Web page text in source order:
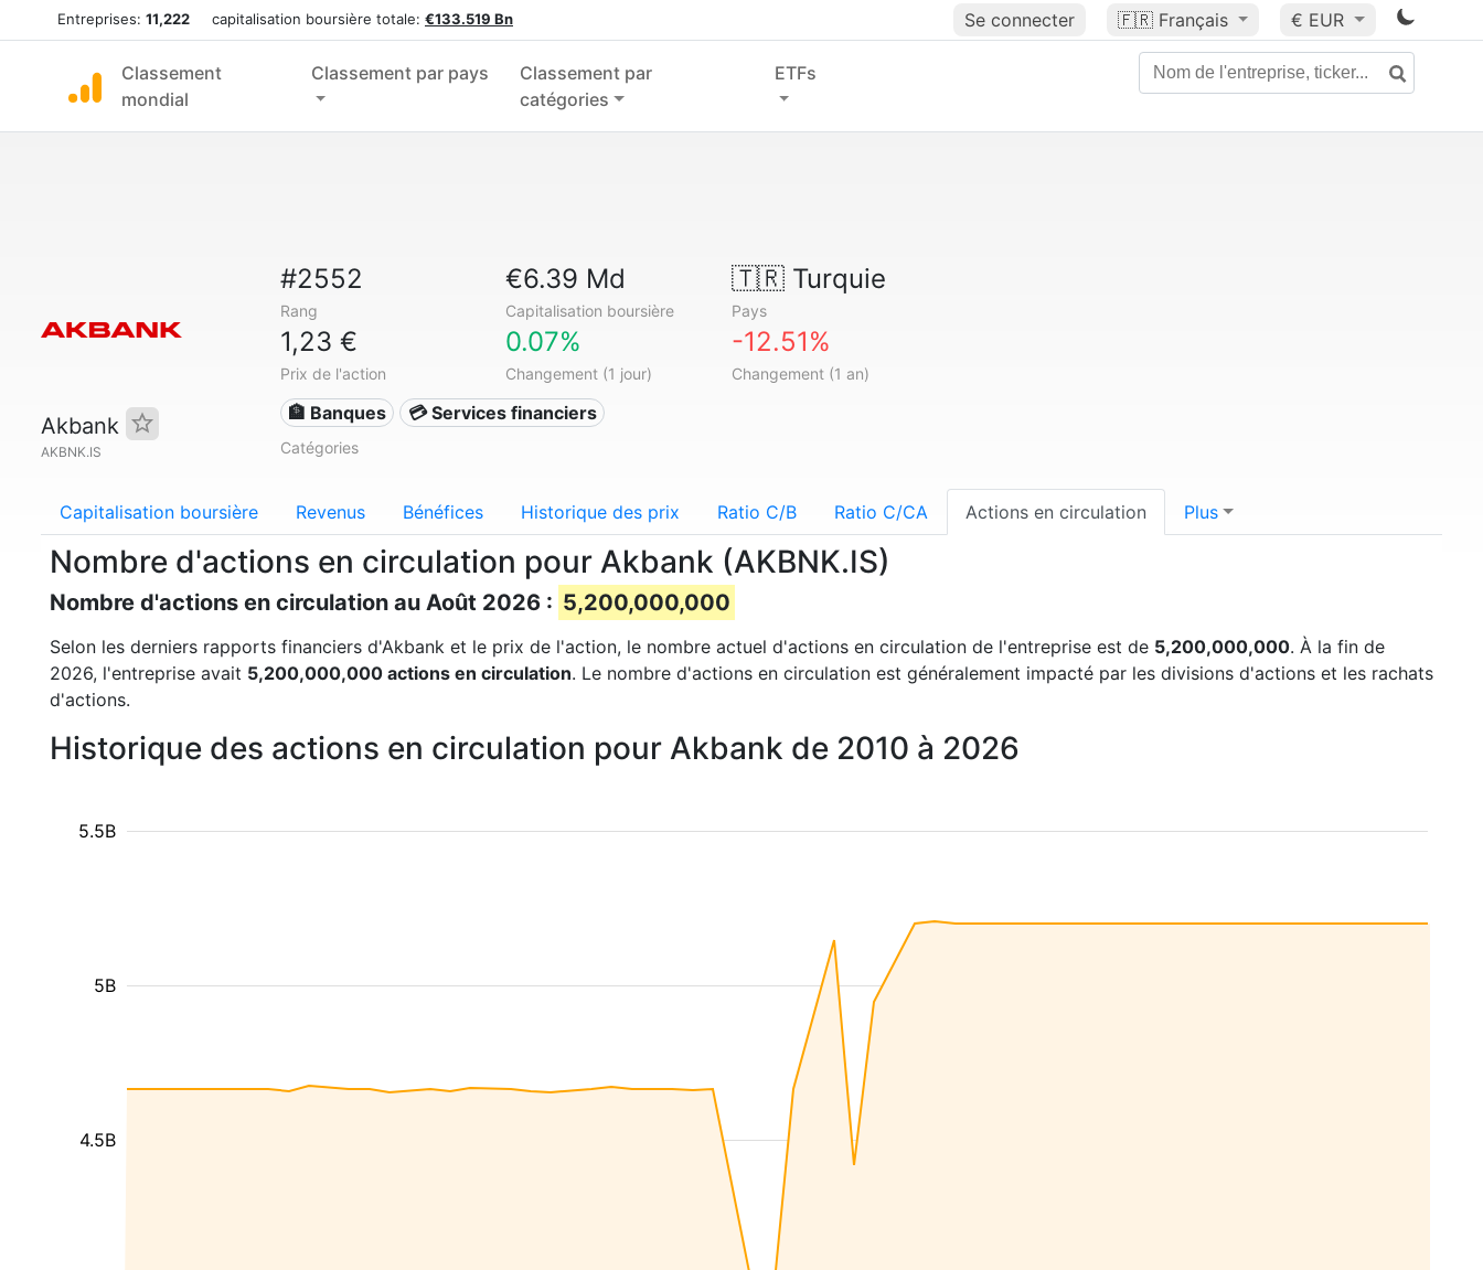
Entreprises: 11,222 capitalisation boursière totale: €133.519 Bn Se connecter 🇫🇷 Français € EUR
Classement
mondial
Classement par pays
Classement par
catégories
ETFs
Akbank
AKBNK.IS
#2552
Rang
€6.39 Md
Capitalisation boursière
🇹🇷Turquie
Pays
1,23 €
Prix de l'action
0.07%
Changement (1 jour)
-12.51%
Changement (1 an)
🏦 Banques 💳 Services financiers
Catégories
Capitalisation boursière Revenus Bénéfices Historique des prix Ratio C/B Ratio C/CA Actions en circulation Plus
Nombre d'actions en circulation pour Akbank (AKBNK.IS)
Nombre d'actions en circulation au Août 2026 : 5,200,000,000
Selon les derniers rapports financiers d'Akbank et le prix de l'action, le nombre actuel d'actions en circulation de l'entreprise est de 5,200,000,000. À la fin de
2026, l'entreprise avait 5,200,000,000 actions en circulation. Le nombre d'actions en circulation est généralement impacté par les divisions d'actions et les rachats
d'actions.
Historique des actions en circulation pour Akbank de 2010 à 2026
4.5B
5B
5.5B